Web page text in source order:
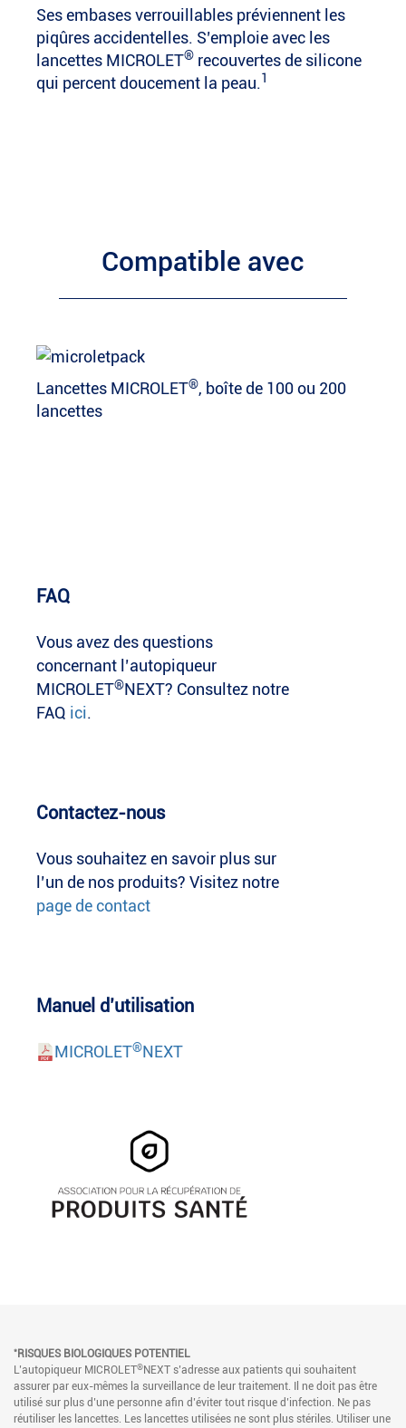
Ses embases verrouillables préviennent les
piqûres accidentelles. S’emploie avec les
lancettes MICROLET® recouvertes de silicone
qui percent doucement la peau.1
Compatible avec
Lancettes MICROLET®, boîte de 100 ou 200
lancettes
FAQ
Vous avez des questions
concernant l’autopiqueur
MICROLET®NEXT? Consultez notre
FAQ ici.
Contactez-nous
Vous souhaitez en savoir plus sur
l’un de nos produits? Visitez notre
page de contact
Manuel d’utilisation
MICROLET®NEXT
* RISQUES BIOLOGIQUES POTENTIEL
L’autopiqueur MICROLET® NEXT s’adresse aux patients qui souhaitent
assurer par eux-mêmes la surveillance de leur traitement. Il ne doit pas être
utilisé sur plus d’une personne afin d’éviter tout risque d’infection. Ne pas
réutiliser les lancettes. Les lancettes utilisées ne sont plus stériles. Utiliser une